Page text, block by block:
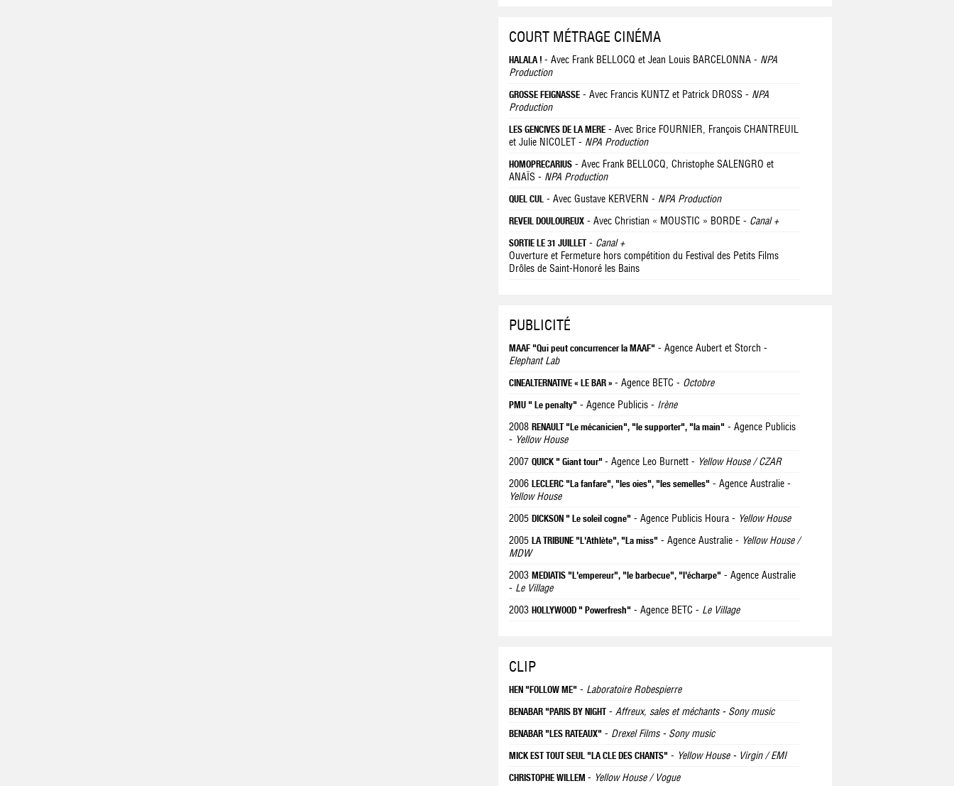
COURT MÉTRAGE CINÉMA
HALALA ! - Avec Frank BELLOCQ et Jean Louis BARCELONNA - NPA
Production
GROSSE FEIGNASSE - Avec Francis KUNTZ et Patrick DROSS - NPA
Production
LES GENCIVES DE LA MERE - Avec Brice FOURNIER, François CHANTREUIL
et Julie NICOLET - NPA Production
HOMOPRECARIUS - Avec Frank BELLOCQ, Christophe SALENGRO et
ANAÏS - NPA Production
QUEL CUL - Avec Gustave KERVERN - NPA Production
REVEIL DOULOUREUX - Avec Christian « MOUSTIC » BORDE - Canal +
SORTIE LE 31 JUILLET - Canal +
Ouverture et Fermeture hors compétition du Festival des Petits Films
Drôles de Saint-Honoré les Bains
PUBLICITÉ
MAAF "Qui peut concurrencer la MAAF" - Agence Aubert et Storch -
Elephant Lab
CINEALTERNATIVE « LE BAR » - Agence BETC - Octobre
PMU " Le penalty" - Agence Publicis - Irène
2008 RENAULT "Le mécanicien", "le supporter", "la main" - Agence Publicis
- Yellow House
2007 QUICK " Giant tour" - Agence Leo Burnett - Yellow House / CZAR
2006 LECLERC "La fanfare", "les oies", "les semelles" - Agence Australie -
Yellow House
2005 DICKSON " Le soleil cogne" - Agence Publicis Houra - Yellow House
2005 LA TRIBUNE "L'Athlète", "La miss" - Agence Australie - Yellow House /
MDW
2003 MEDIATIS "L'empereur", "le barbecue", "l'écharpe" - Agence Australie
- Le Village
2003 HOLLYWOOD " Powerfresh" - Agence BETC - Le Village
CLIP
HEN "FOLLOW ME" - Laboratoire Robespierre
BENABAR "PARIS BY NIGHT - Affreux, sales et méchants - Sony music
BENABAR "LES RATEAUX" - Drexel Films - Sony music
MICK EST TOUT SEUL "LA CLE DES CHANTS" - Yellow House - Virgin / EMI
CHRISTOPHE WILLEM - Yellow House / Vogue